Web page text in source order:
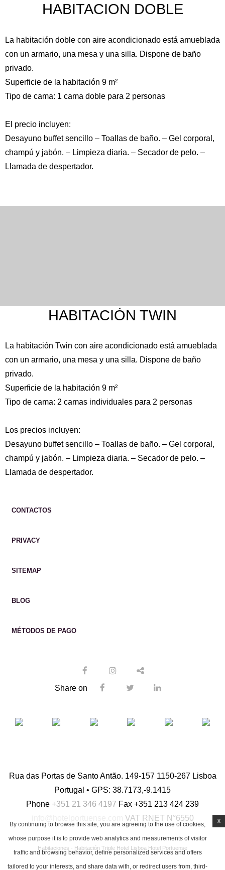
Portugués, Portugal
Ruso
HABITACION DOBLE
La habitación doble con aire acondicionado está amueblada
con un armario, una mesa y una silla. Dispone de baño
privado.
Superficie de la habitación 9 m²
Tipo de cama: 1 cama doble para 2 personas
El precio incluyen:
Desayuno buffet sencillo – Toallas de baño. – Gel corporal,
champú y jabón. – Limpieza diaria. – Secador de pelo. –
Llamada de despertador.
HABITACIÓN TWIN
La habitación Twin con aire acondicionado está amueblada
con un armario, una mesa y una silla. Dispone de baño
privado.
Superficie de la habitación 9 m²
Tipo de cama: 2 camas individuales para 2 personas
Los precios incluyen:
Desayuno buffet sencillo – Toallas de baño. – Gel corporal,
champú y jabón. – Limpieza diaria. – Secador de pelo. –
Llamada de despertador.
CONTACTOS
PRIVACY
SITEMAP
BLOG
MÉTODOS DE PAGO
Share on
Rua das Portas de Santo Antão. 149-157 1150-267 Lisboa
Portugal • GPS: 38.7173,-9.1415
Phone +351 21 346 4197 Fax +351 213 424 239
VAT RNET N°6550
Habitaciones - Habitación Triple Hotel Lisboa Hotel Portuense
By continuing to browse this site, you are agreeing to the use of cookies,
whose purpose it is to provide web analytics and measurements of visitor
traffic and browsing behavior, define personalized services and offers
tailored to your interests, and share data with, or redirect users from, third-
x